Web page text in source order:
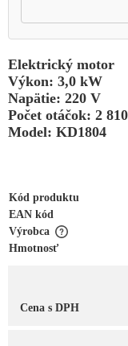
Elektrický motor
Výkon: 3,0 kW
Napätie: 220 V
Počet otáčok: 2
Model: KD1804
Kód produktu
EAN kód
Výrobca
Hmotnosť
Cena s DPH